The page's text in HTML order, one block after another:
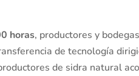
horas, productores y
de tecnología
de sidra natural